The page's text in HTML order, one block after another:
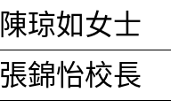
陳琼如女士
張錦怡校長